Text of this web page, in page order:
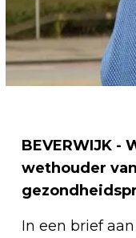
BEVERWIJK -
wethouder
In een brief